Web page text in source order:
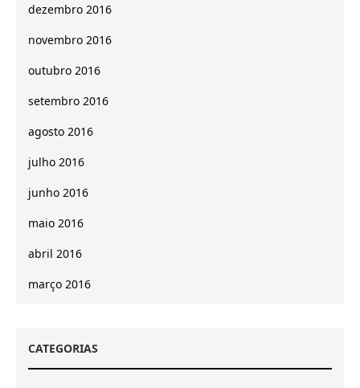
dezembro 2016
novembro 2016
outubro 2016
setembro 2016
agosto 2016
julho 2016
junho 2016
maio 2016
abril 2016
março 2016
CATEGORIAS